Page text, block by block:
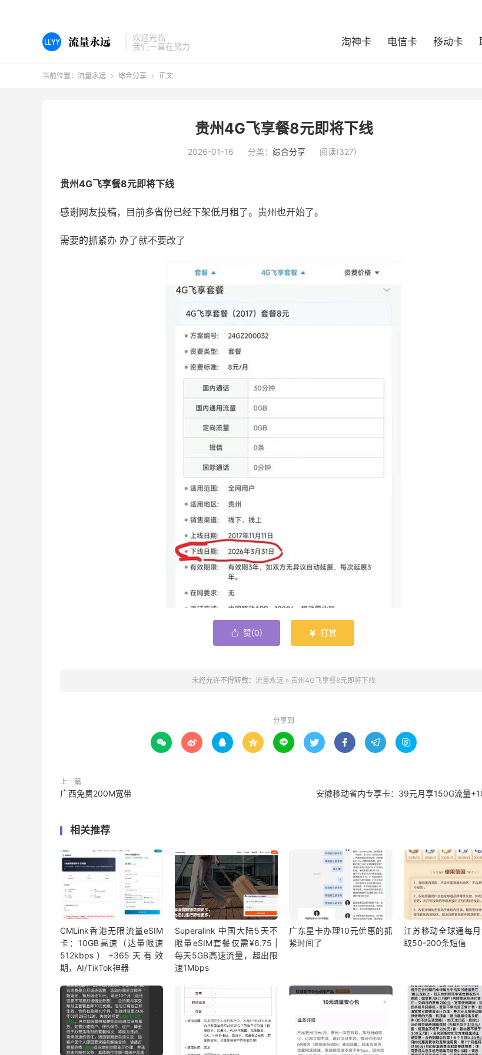
欢迎光临
我们一直在努力
淘神卡 电信卡 移动卡
当前位置： 流量永远  综合分享  正文
贵州4G飞享餐8元即将下线
2026-01-16 分类： 综合分享 阅读(327)
贵州4G飞享餐8元即将下线
感谢网友投稿，目前多省份已经下架低月租了。贵州也开始了。
需要的抓紧办 办了就不要改了
 赞(0)  打赏
未经允许不得转载： 流量永远 » 贵州4G飞享餐8元即将下线
分享到
        
上一篇
广西免费200M宽带 安徽移动省内专享卡：39元月享150G流量
相关推荐
CMLink香港无限流量eSIM
卡：10GB高速（达量限速
512kbps）+365天有效
期，AI/TikTok神器
Superalink 中国大陆5天不
限量eSIM套餐仅需¥6.75 |
每天5GB高速流量，超出限
速1Mbps
广东星卡办理10元优惠的抓
紧时间了
江苏移动全球通每
取50-200条短信